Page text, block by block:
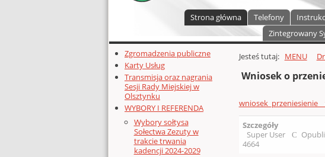
Strona główna Telefony
Zintegrowany
Dodatkowe zasoby (lewa kolumna)
Zgromadzenia publiczne
Karty Usług
Transmisja oraz nagrania
Sesji Rady Miejskiej w
Olsztynku
WYBORY I REFERENDA
Wybory sołtysa
Sołectwa Zezuty w
trakcie trwania
kadencji 2024-2029
Głównej zawartości
Jesteś tutaj: MENU
Wniosek o
Szczegóły
Super User
4664